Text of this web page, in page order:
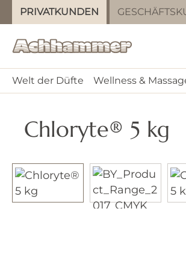
Hauptinhalt springen
Zur Suche springen
Zur Hauptnavigation springen
PRIVATKUNDEN
Welt der Düfte Wellness &
Chloryte® 5 kg
Bildergalerie überspringen